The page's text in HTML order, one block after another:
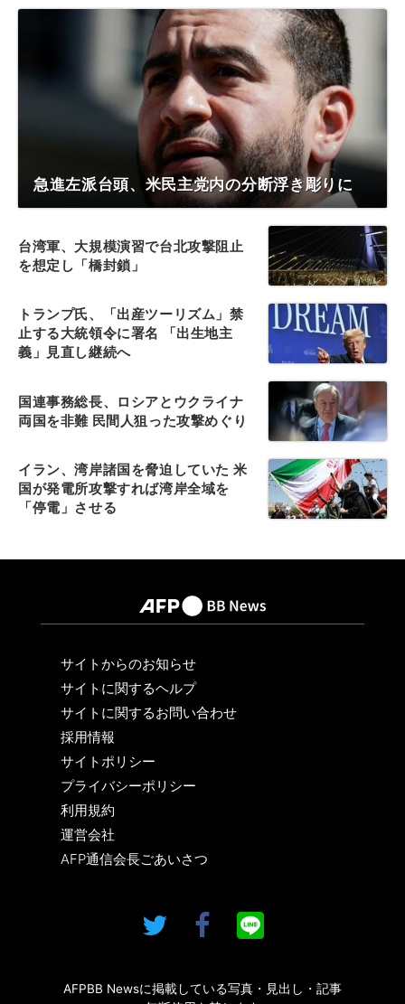
急進左派台頭、米民主党内の分断浮き彫りに
台湾軍、大規模演習で台北攻撃阻止
を想定し「橋封鎖」
トランプ氏、「出産ツーリズム」禁
止する大統領令に署名 「出生地主
義」見直し継続へ
国連事務総長、ロシアとウクライナ
両国を非難 民間人狙った攻撃めぐり
イラン、湾岸諸国を脅迫していた 米
国が発電所攻撃すれば湾岸全域を
「停電」させる
サイトからのお知らせ
サイトに関するヘルプ
サイトに関するお問い合わせ
採用情報
サイトポリシー
プライバシーポリシー
利用規約
運営会社
AFP通信会長ごあいさつ
AFPBB Newsに掲載している写真・見出し・記事